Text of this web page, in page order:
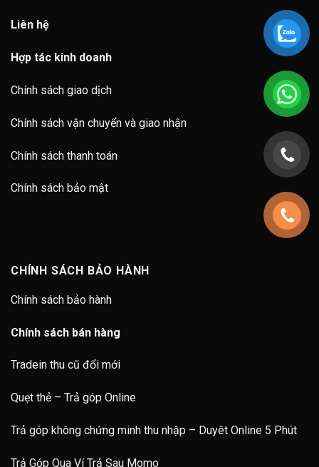
Liên hệ
Hợp tác kinh doanh
Chính sách giao dịch
Chính sách vận chuyển và giao nhận
Chính sách thanh toán
Chính sách bảo mật
CHÍNH SÁCH BẢO HÀNH
Chính sách bảo hành
Chính sách bán hàng
Tradein thu cũ đổi mới
Quẹt thẻ – Trả góp Online
Trả góp không chứng minh thu nhập – Duyêt Online 5 Phút
Trả Góp Qua Ví Trả Sau Momo